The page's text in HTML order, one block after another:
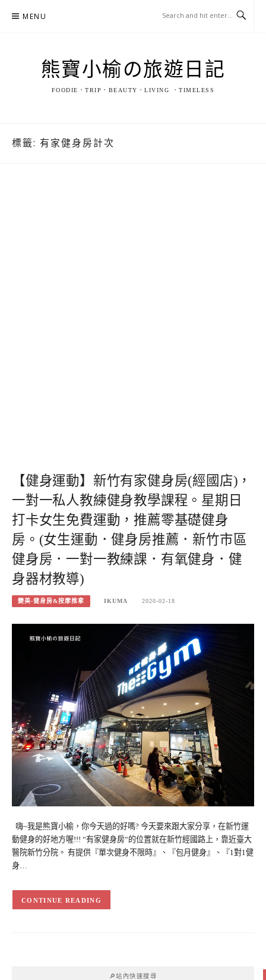
MENU
熊寶小榆の旅遊日記
FOODIE．TRIP．BEAUTY．LIVING ．TIMELESS
標籤: 有家健身房計次
【健身運動】新竹有家健身房(經國店)，
一對一私人教練健身教學課程。星期日
打卡女生免費運動，推薦零基礎健身
房。(女生運動．健身房推薦．新竹市區
健身房．一對一教練課．有氧健身．健
身器材教導)
變美-健身房&按摩推拿 IKUMA 2020-02-18
嗨~我是熊寶小榆，你今天過的好嗎? 今天要來跟大家分享，在新竹運
動健身的好地方喔!!! “有家健身房“的位置就在新竹經國路上，靠近臺大
醫院新竹分院。 有提供『單次健身不限時』、『包月健身』、『1對1健
身…
CONTINUE READING
🔎站內快速搜尋